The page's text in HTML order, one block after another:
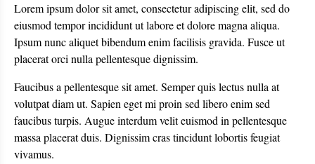
Lorem ipsum dolor sit amet, consectetur adipiscing elit, sed do
eiusmod tempor incididunt ut labore et dolore magna aliqua.
Ipsum nunc aliquet bibendum enim facilisis gravida. Fusce ut
placerat orci nulla pellentesque dignissim.
Faucibus a pellentesque sit amet. Semper quis lectus nulla at
volutpat diam ut. Sapien eget mi proin sed libero enim sed
faucibus turpis. Augue interdum velit euismod in pellentesque
massa placerat duis. Dignissim cras tincidunt lobortis feugiat
vivamus.